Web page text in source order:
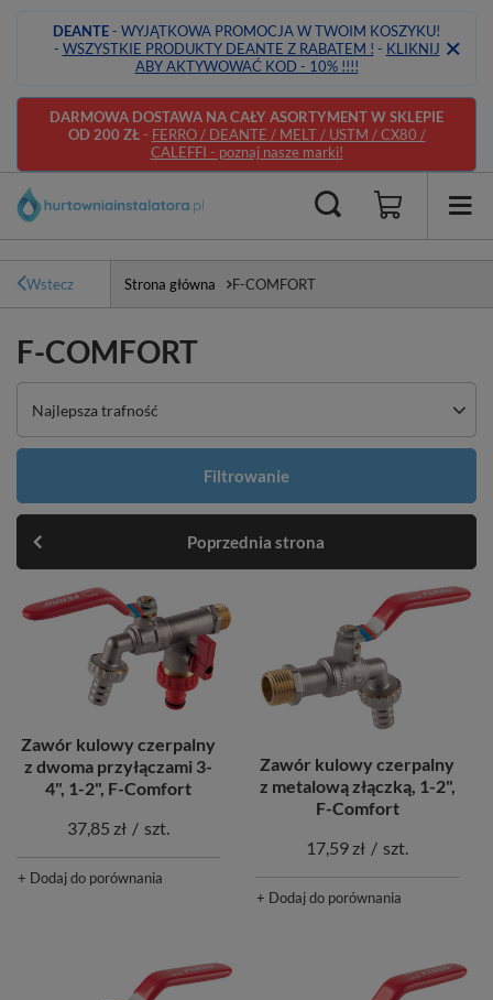
DEANTE- WYJĄTKOWA PROMOCJA W TWOIM KOSZYKU!
- WSZYSTKIE PRODUKTY DEANTE Z RABATEM ! - KLIKNIJ
ABY AKTYWOWAĆ KOD - 10% !!!!
DARMOWA DOSTAWA NA CAŁY ASORTYMENT W SKLEPIE
OD 200 ZŁ- FERRO / DEANTE / MELT / USTM / CX80 /
CALEFFI - poznaj nasze marki!
Wstecz Strona główna F-COMFORT
F-COMFORT
Zmień sortowanie
Najlepsza trafność
Filtrowanie
Poprzednia strona
Zawór kulowy czerpalny
z dwoma przyłączami 3-
4", 1-2", F-Comfort
37,85 zł / szt.
+ Dodaj do porównania
Zawór kulowy czerpalny
z metalową złączką, 1-2",
F-Comfort
17,59 zł / szt.
+ Dodaj do porównania